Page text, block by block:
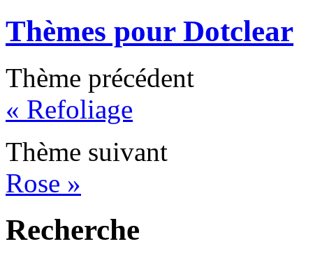
Thèmes pour Dotclear
Thème précédent
« Refoliage
Thème suivant
Rose »
Recherche